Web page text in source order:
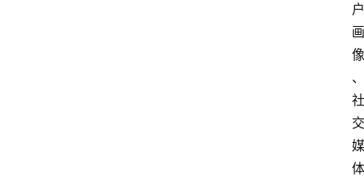
户
画
像
、
社
交
媒
体